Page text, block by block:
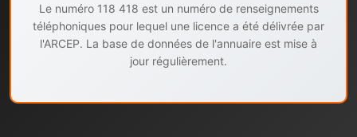
Le numéro 118 418 est un numéro de renseignements
téléphoniques pour lequel une licence a été délivrée par
l'ARCEP. La base de données de l'annuaire est mise à
jour régulièrement.